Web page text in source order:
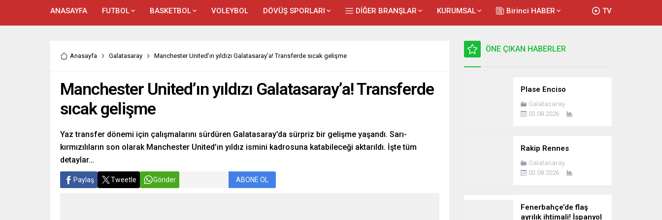
ANASAYFA FUTBOL BASKETBOL VOLEYBOL DÖVÜŞ SPORLARI DİĞER BRANŞLAR KURUMSAL Birinci HABER TV
Anasayfa Galatasaray Manchester United’ın yıldızı Galatasaray’a! Transferde sıcak gelişme
Manchester United’ın yıldızı Galatasaray’a! Transferde
sıcak gelişme
Yaz transfer dönemi için çalışmalarını sürdüren Galatasaray’da sürpriz bir gelişme yaşandı. Sarı-
kırmızılıların son olarak Manchester United’ın yıldız ismini kadrosuna katabileceği aktarıldı. İşte tüm
detaylar…
Paylaş Tweetle Gönder ABONE OL
ÖNE ÇIKAN HABERLER
Plase Enciso
Galatasaray
03.08.2026
Rakip Rennes
Galatasaray
03.08.2026
Fenerbahçe’de flaş
ayrılık ihtimali! İspanyol